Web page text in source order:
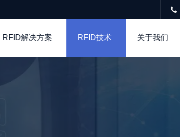
RFID解决方案 RFID技术 关于我们